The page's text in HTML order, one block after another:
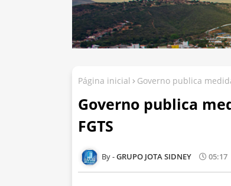
Página inicial Governo publica
Governo publica
FGTS
GRUPO JOTA SIDNEY 05:17